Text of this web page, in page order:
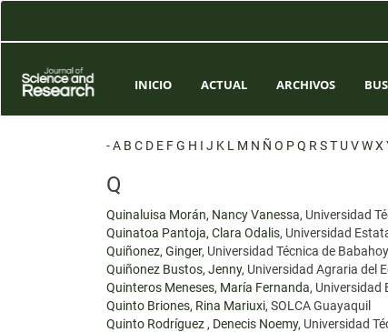
Contenido
Barra
lateral
INICIO ACTUAL ARCHIVOS
-A B C D E FG H I J K L M N Ñ O PQ R ST UVWX
Q
Quinaluisa Morán, Nancy Vanessa, Universidad
Quinatoa Pantoja, Clara Odalis, Universidad
Quiñonez, Ginger, Universidad Técnica de
Quiñonez Bustos, Jenny, Universidad Agraria del
Quinteros Meneses, María Fernanda, Universidad
Quinto Briones, Rina Mariuxi, SOLCA Guayaquil
Quinto Rodríguez , Denecis Noemy, Universidad